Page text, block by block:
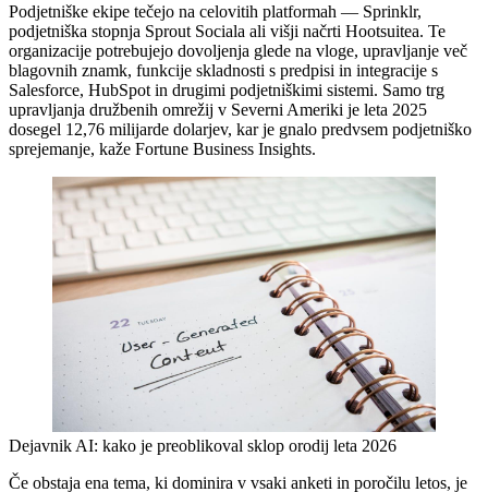
Podjetniške ekipe tečejo na celovitih platformah — Sprinklr,
podjetniška stopnja Sprout Sociala ali višji načrti Hootsuitea. Te
organizacije potrebujejo dovoljenja glede na vloge, upravljanje več
blagovnih znamk, funkcije skladnosti s predpisi in integracije s
Salesforce, HubSpot in drugimi podjetniškimi sistemi. Samo trg
upravljanja družbenih omrežij v Severni Ameriki je leta 2025
dosegel 12,76 milijarde dolarjev, kar je gnalo predvsem podjetniško
sprejemanje, kaže Fortune Business Insights.
Dejavnik AI: kako je preoblikoval sklop orodij leta 2026
Če obstaja ena tema, ki dominira v vsaki anketi in poročilu letos, je